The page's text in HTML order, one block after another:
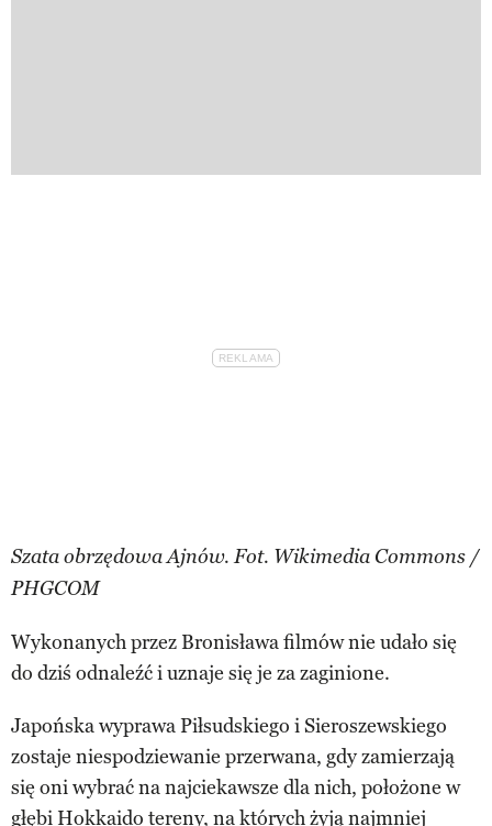
Szata obrzędowa Ajnów. Fot. Wikimedia Commons /
PHGCOM
Wykonanych przez Bronisława filmów nie udało się
do dziś odnaleźć i uznaje się je za zaginione.
Japońska wyprawa Piłsudskiego i Sieroszewskiego
zostaje niespodziewanie przerwana, gdy zamierzają
się oni wybrać na najciekawsze dla nich, położone w
głębi Hokkaido tereny, na których żyją najmniej